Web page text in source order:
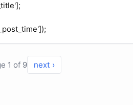
1 of 9 next ›